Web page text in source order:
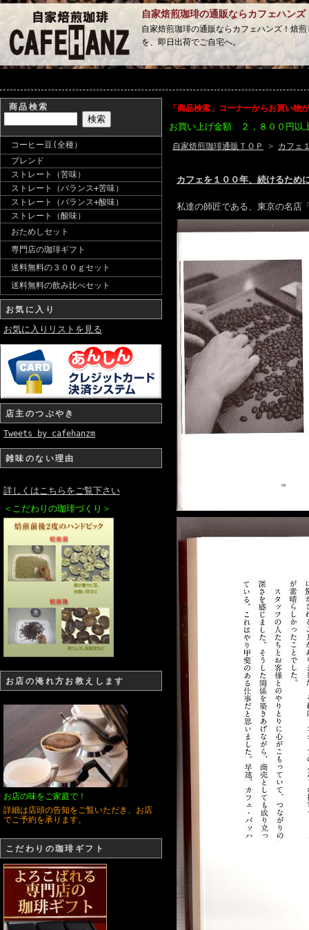
自家焙煎珈琲の通販ならカフェハンズ
自家焙煎珈琲の通販ならカフェハンズ！焙
を、即日出荷でご自宅へ。
商品検索
コーヒー豆(全種）
ブレンド
ストレート（苦味）
ストレート（バランス+苦味）
ストレート（バランス+酸味）
ストレート（酸味）
おためしセット
専門店の珈琲ギフト
送料無料の３００ｇセット
送料無料の飲み比べセット
お気に入り
お気に入りリストを見る
店主のつぶやき
Tweets by cafehanzm
雑味のない理由
詳しくはこちらをご覧下さい
＜こだわりの珈琲づくり＞
お店の淹れ方お教えします
お店の味をご家庭で！
詳細は店頭の告知をご覧いただき、お店
でご予約を承ります。
こだわりの珈琲ギフト
「商品検索」コーナーからお買い物
お買い上げ金額 ２，８００円以
自家焙煎珈琲通販ＴＯＰ > カフェ
カフェを１００年、続けるため
私達の師匠である、東京の名店